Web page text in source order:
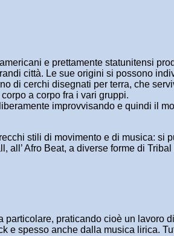
e prettamente statunitensi
città. Le sue origini si possono
di cerchi disegnati per terra, che
a corpo fra i vari gruppi.
improvvisando e quindi il
stili di movimento e di musica: si
Afro Beat, a diverse forme di
praticando cioè un lavoro
spesso anche dalla musica lirica.